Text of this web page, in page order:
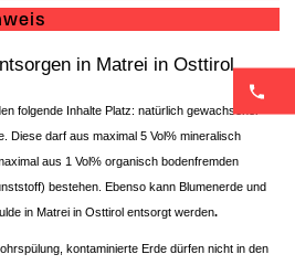
in Matrei in Osttirol
folgende Inhalte Platz: natürlich gewachsener
Diese darf aus maximal 5 Vol% mineralisch
aus 1 Vol% organisch bodenfremden
bestehen. Ebenso kann Blumenerde und
in Matrei in Osttirol entsorgtwerden.
kontaminierte Erde dürfen nicht in den